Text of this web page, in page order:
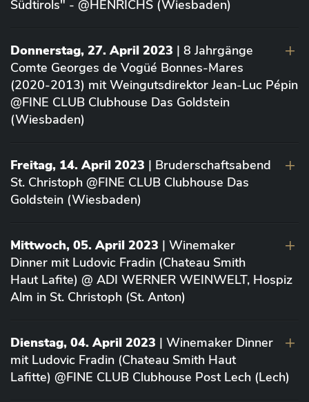
Südtirols" - @HENRICHS (Wiesbaden)
Donnerstag, 27. April 2023 | 8 Jahrgänge
Comte Georges de Vogüé Bonnes-Mares
(2020-2013) mit Weingutsdirektor Jean-Luc Pépin
@FINE CLUB Clubhouse Das Goldstein
(Wiesbaden)
Freitag, 14. April 2023 | Bruderschaftsabend
St. Christoph @FINE CLUB Clubhouse Das
Goldstein (Wiesbaden)
Mittwoch, 05. April 2023 | Winemaker
Dinner mit Ludovic Fradin (Chateau Smith
Haut Lafite) @ ADI WERNER WEINWELT, Hospiz
Alm in St. Christoph (St. Anton)
Dienstag, 04. April 2023 | Winemaker Dinner
mit Ludovic Fradin (Chateau Smith Haut
Lafitte) @FINE CLUB Clubhouse Post Lech (Lech)